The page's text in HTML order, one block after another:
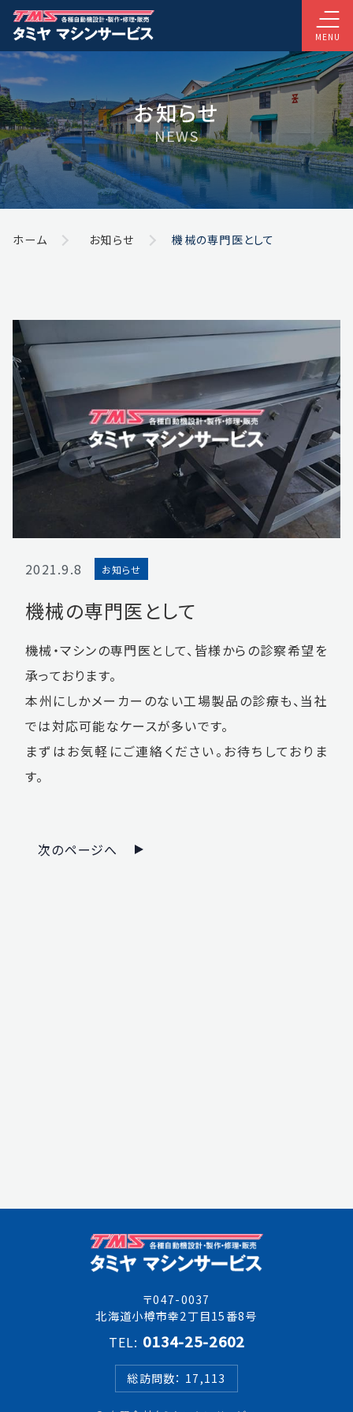
MENU
お知らせ
NEWS
ホーム お知らせ 機械の専門医として
2021.9.8 お知らせ
機械の専門医として
機械・マシンの専門医として、皆様からの診察希望を
承っております。
本州にしかメーカーのない工場製品の診療も、当社
では対応可能なケースが多いです。
まずはお気軽にご連絡ください。お待ちしておりま
す。
次のページへ
〒047-0037
北海道小樽市幸2丁目15番8号
TEL: 0134-25-2602
総訪問数： 17,113